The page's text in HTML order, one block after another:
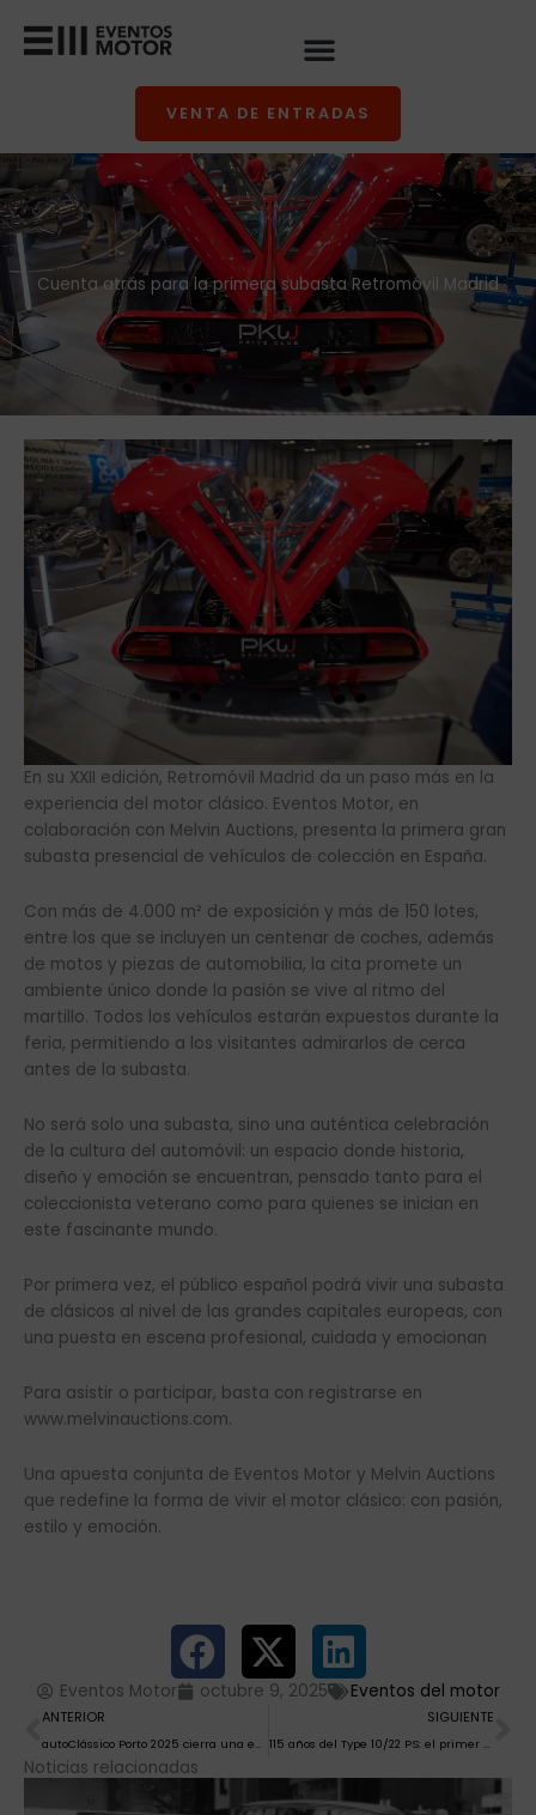
VENTA DE ENTRADAS
Cuenta atrás para la primera subasta Retromóvil Madrid
En su XXII edición, Retromóvil Madrid da un paso más en la
experiencia del motor clásico. Eventos Motor, en
colaboración con Melvin Auctions, presenta la primera gran
subasta presencial de vehículos de colección en España.
Con más de 4.000 m² de exposición y más de 150 lotes,
entre los que se incluyen un centenar de coches, además
de motos y piezas de automobilia, la cita promete un
ambiente único donde la pasión se vive al ritmo del
martillo. Todos los vehículos estarán expuestos durante la
feria, permitiendo a los visitantes admirarlos de cerca
antes de la subasta.
No será solo una subasta, sino una auténtica celebración
de la cultura del automóvil: un espacio donde historia,
diseño y emoción se encuentran, pensado tanto para el
coleccionista veterano como para quienes se inician en
este fascinante mundo.
Por primera vez, el público español podrá vivir una subasta
de clásicos al nivel de las grandes capitales europeas, con
una puesta en escena profesional, cuidada y emocionan
Para asistir o participar, basta con registrarse en
www.melvinauctions.com.
Una apuesta conjunta de Eventos Motor y Melvin Auctions
que redefine la forma de vivir el motor clásico: con pasión,
estilo y emoción.
Eventos Motor octubre 9, 2025 Eventos del motor
Ant
ANTERIOR
autoClássico Porto 2025 cierra una edición de récord con más de 40.000 visitantes
SIGUIENTE
115 años del Type 10/22 PS: el primer Audi
Noticias relacionadas